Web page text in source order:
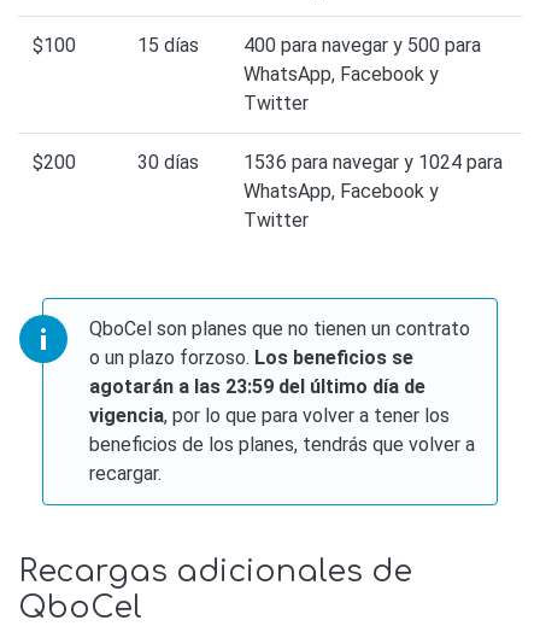
$100 15 días
400 para navegar y 500 para
WhatsApp, Facebook y
Twitter
$200 30 días
1536 para navegar y 1024 para
WhatsApp, Facebook y
Twitter
QboCel son planes que no tienen un contrato
o un plazo forzoso. Los beneficios se
agotarán a las 23:59 del último día de
vigencia, por lo que para volver a tener los
beneficios de los planes, tendrás que volver a
recargar.
Recargas adicionales de
QboCel